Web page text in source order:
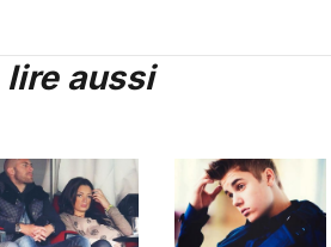
lire aussi